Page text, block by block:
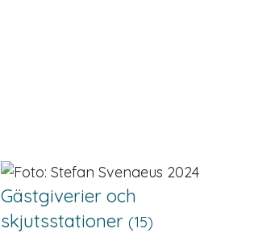
Gästgiverier och
skjutsstationer(15)